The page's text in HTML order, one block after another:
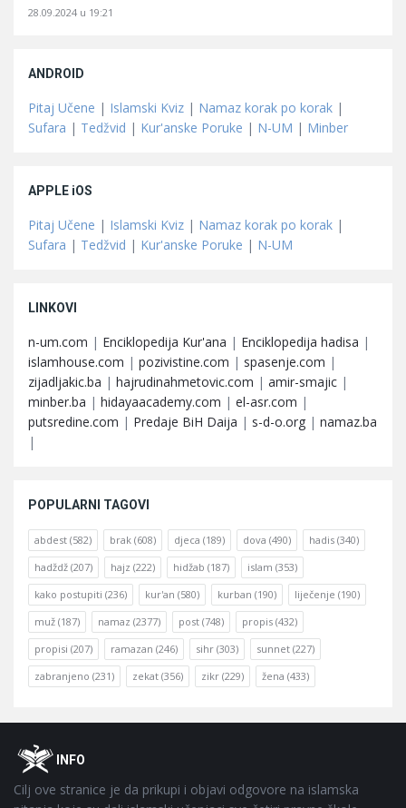
28.09.2024 u 19:21
ANDROID
Pitaj Učene | Islamski Kviz | Namaz korak po korak |
Sufara | Tedžvid | Kur'anske Poruke | N-UM | Minber
APPLE iOS
Pitaj Učene | Islamski Kviz | Namaz korak po korak |
Sufara | Tedžvid | Kur'anske Poruke | N-UM
LINKOVI
n-um.com | Enciklopedija Kur'ana | Enciklopedija hadisa |
islamhouse.com | pozivistine.com | spasenje.com |
zijadljakic.ba | hajrudinahmetovic.com | amir-smajic |
minber.ba | hidayaacademy.com | el-asr.com |
putsredine.com | Predaje BiH Daija | s-d-o.org | namaz.ba
|
POPULARNI TAGOVI
abdest (582) brak (608) djeca (189) dova (490) hadis (340)
hadždž (207) hajz (222) hidžab (187) islam (353)
kako postupiti (236) kur'an (580) kurban (190) liječenje (190)
muž (187) namaz (2377) post (748) propis (432)
propisi (207) ramazan (246) sihr (303) sunnet (227)
zabranjeno (231) zekat (356) zikr (229) žena (433)
FooterOINFO
Cilj ove stranice je da prikupi i objavi odgovore na islamska